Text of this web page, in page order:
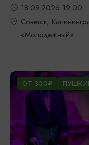
18.09.2026 19:00
Советск,
«Молодежный»
ОТ 300₽